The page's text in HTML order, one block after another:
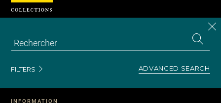
FILTERS ADVANCED SEARCH
INFORMATION
Cookies management panel